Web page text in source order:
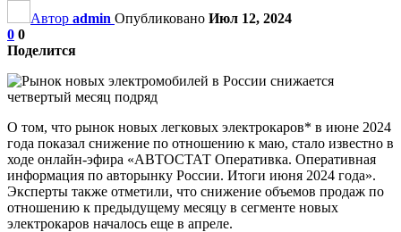
Автор admin Опубликовано Июл 12, 2024
0 0
Поделится
О том, что рынок новых легковых электрокаров* в июне 2024
года показал снижение по отношению к маю, стало известно в
ходе онлайн-эфира «АВТОСТАТ Оперативка. Оперативная
информация по авторынку России. Итоги июня 2024 года».
Эксперты также отметили, что снижение объемов продаж по
отношению к предыдущему месяцу в сегменте новых
электрокаров началось еще в апреле.